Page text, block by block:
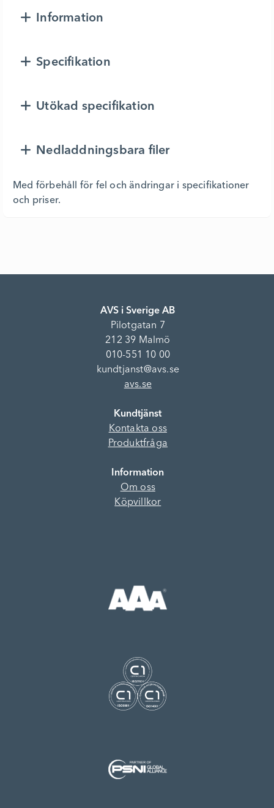
Information
Specifikation
Utökad specifikation
Nedladdningsbara filer
Med förbehåll för fel och ändringar i specifikationer
och priser.
AVS i Sverige AB
Pilotgatan 7
212 39 Malmö
010-551 10 00
kundtjanst@avs.se
avs.se
Kundtjänst
Kontakta oss
Produktfråga
Information
Om oss
Köpvillkor